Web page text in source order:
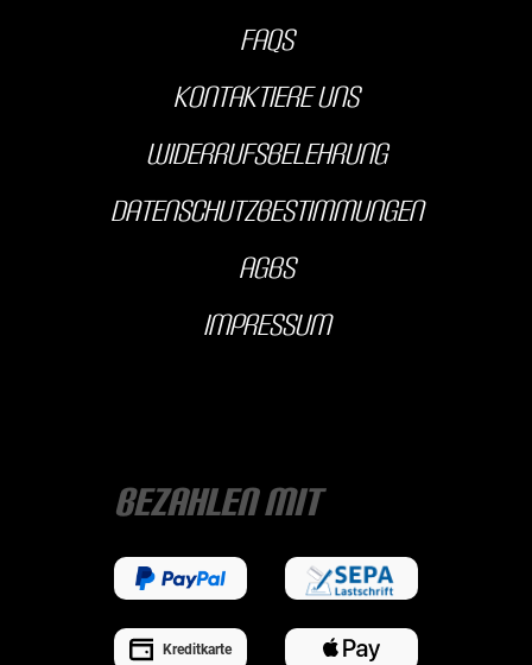
FAQs
kontaktiere uns
Widerrufsbelehrung
Datenschutzbestimmungen
AGBS
Impressum
Bezahlen mit
Kreditkarte